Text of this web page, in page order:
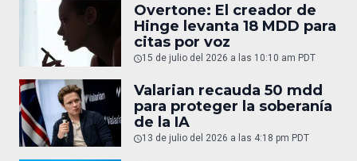
Overtone: El creador de
Hinge levanta 18 MDD para
citas por voz
15 de julio del 2026 a las 10:10 am PDT
Valarian recauda 50 mdd
para proteger la soberanía
de la IA
13 de julio del 2026 a las 4:18 pm PDT